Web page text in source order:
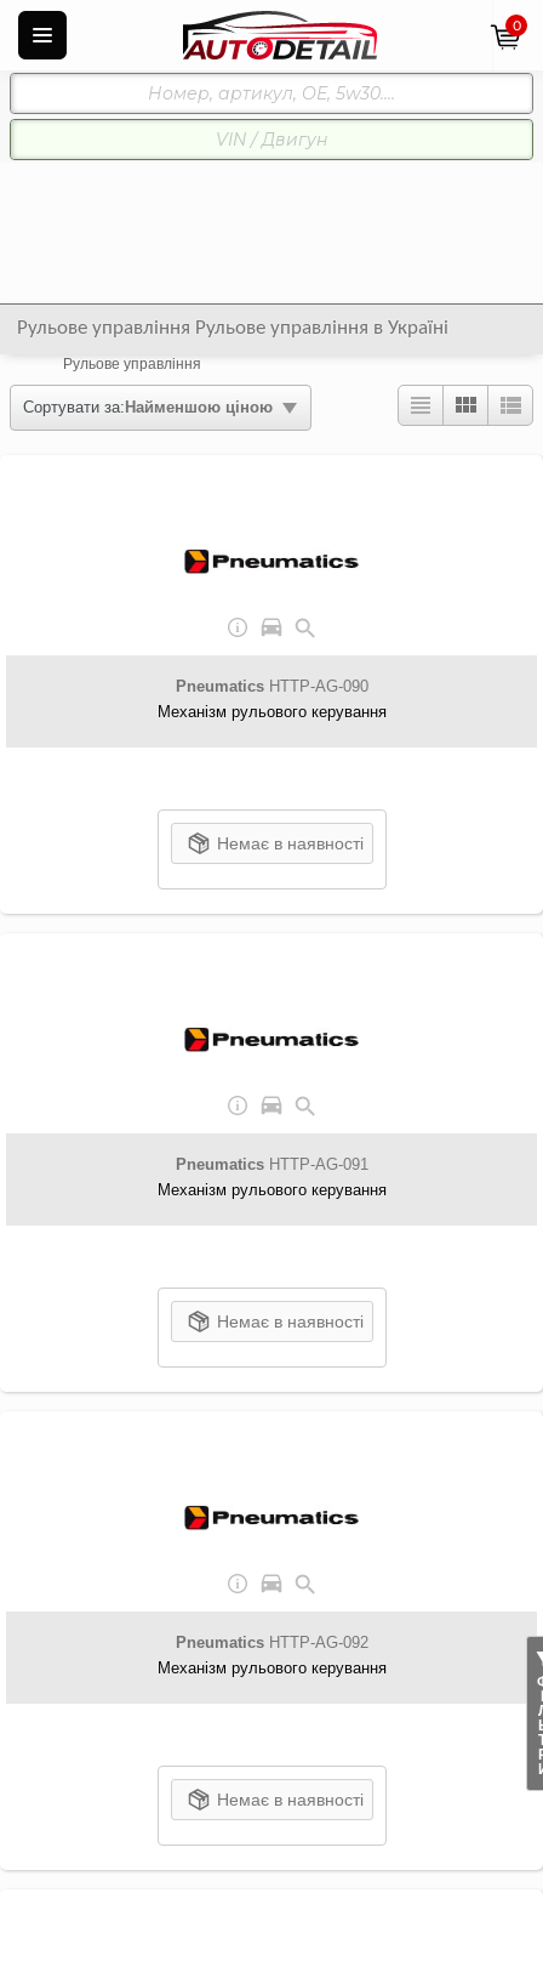
0
Рульове управління Рульове управління в Україні
Рульове управління
Сортувати за: Найменшою ціною
PneumaticsHTTP-AG-090
Механізм рульового керування
Немає в наявності
PneumaticsHTTP-AG-091
Механізм рульового керування
Немає в наявності
PneumaticsHTTP-AG-092
Механізм рульового керування
Немає в наявності